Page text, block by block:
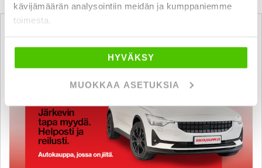
kävijämäärän analysointiin meidän ja kumppaniemme
toimesta.
HYVÄKSY
MUOKKAA ASETUKSIA